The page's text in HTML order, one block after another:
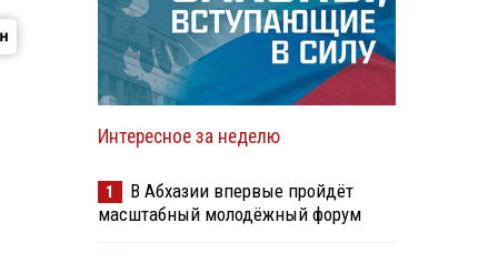
Интересное за неделю
1
В Абхазии впервые пройдёт
масштабный молодёжный форум